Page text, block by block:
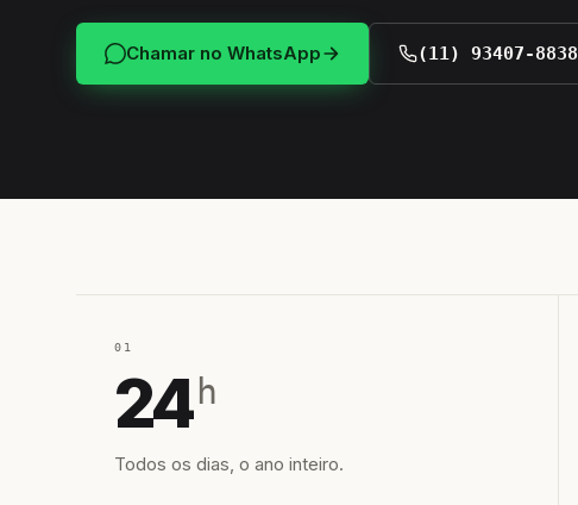
Chamar no WhatsApp (11) 93407-8838
01
24 h
Todos os dias, o ano inteiro.